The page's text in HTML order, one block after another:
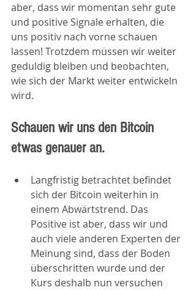
aber, dass wir momentan sehr gute
und positive Signale erhalten, die
uns positiv nach vorne schauen
lassen! Trotzdem müssen wir weiter
geduldig bleiben und beobachten,
wie sich der Markt weiter entwickeln
wird.
Schauen wir uns den Bitcoin
etwas genauer an.
Langfristig betrachtet befindet
sich der Bitcoin weiterhin in
einem Abwärtstrend. Das
Positive ist aber, dass wir und
auch viele anderen Experten der
Meinung sind, dass der Boden
überschritten wurde und der
Kurs deshalb nun versuchen